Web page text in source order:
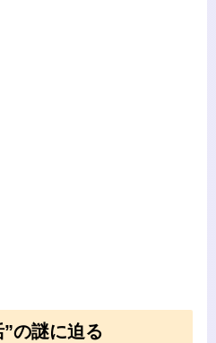
の謎に迫る